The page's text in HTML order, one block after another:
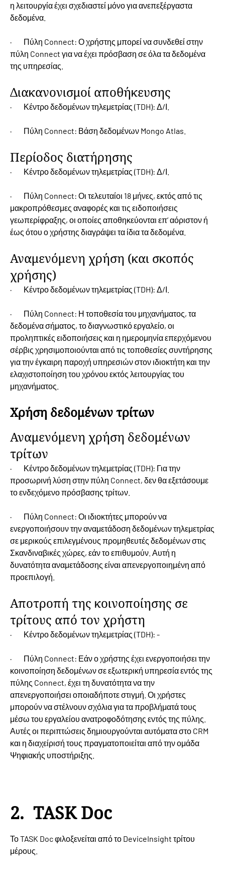
η λειτουργία έχει σχεδιαστεί μόνο για ανεπεξέργαστα
δεδομένα.
· Πύλη Connect: Ο χρήστης μπορεί να συνδεθεί στην
πύλη Connect για να έχει πρόσβαση σε όλα τα δεδομένα
της υπηρεσίας.
Διακανονισμοί αποθήκευσης
· Κέντρο δεδομένων τηλεμετρίας (TDH): Δ/Ι.
· Πύλη Connect: Βάση δεδομένων Mongo Atlas.
Περίοδος διατήρησης
· Κέντρο δεδομένων τηλεμετρίας (TDH): Δ/Ι.
· Πύλη Connect: Οι τελευταίοι 18 μήνες, εκτός από τις
μακροπρόθεσμες αναφορές και τις ειδοποιήσεις
γεωπερίφραξης, οι οποίες αποθηκεύονται επ’ αόριστον ή
έως ότου ο χρήστης διαγράψει τα ίδια τα δεδομένα.
Αναμενόμενη χρήση (και σκοπός
χρήσης)
· Κέντρο δεδομένων τηλεμετρίας (TDH): Δ/Ι.
· Πύλη Connect: Η τοποθεσία του μηχανήματος, τα
δεδομένα σήματος, το διαγνωστικό εργαλείο, οι
προληπτικές ειδοποιήσεις και η ημερομηνία επερχόμενου
σέρβις χρησιμοποιούνται από τις τοποθεσίες συντήρησης
για την έγκαιρη παροχή υπηρεσιών στον ιδιοκτήτη και την
ελαχιστοποίηση του χρόνου εκτός λειτουργίας του
μηχανήματος.
Χρήση δεδομένων τρίτων
Αναμενόμενη χρήση δεδομένων
τρίτων
· Κέντρο δεδομένων τηλεμετρίας (TDH): Για την
προσωρινή λύση στην πύλη Connect, δεν θα εξετάσουμε
το ενδεχόμενο πρόσβασης τρίτων.
· Πύλη Connect: Οι ιδιοκτήτες μπορούν να
ενεργοποιήσουν την αναμετάδοση δεδομένων τηλεμετρίας
σε μερικούς επιλεγμένους προμηθευτές δεδομένων στις
Σκανδιναβικές χώρες, εάν το επιθυμούν. Αυτή η
δυνατότητα αναμετάδοσης είναι απενεργοποιημένη από
προεπιλογή.
Αποτροπή της κοινοποίησης σε
τρίτους από τον χρήστη
· Κέντρο δεδομένων τηλεμετρίας (TDH): -
· Πύλη Connect: Εάν ο χρήστης έχει ενεργοποιήσει την
κοινοποίηση δεδομένων σε εξωτερική υπηρεσία εντός της
πύλης Connect, έχει τη δυνατότητα να την
απενεργοποιήσει οποιαδήποτε στιγμή. Οι χρήστες
μπορούν να στέλνουν σχόλια για τα προβλήματά τους
μέσω του εργαλείου ανατροφοδότησης εντός της πύλης.
Αυτές οι περιπτώσεις δημιουργούνται αυτόματα στο CRM
και η διαχείρισή τους πραγματοποιείται από την ομάδα
Ψηφιακής υποστήριξης.
2. TASK Doc
Το TASK Doc φιλοξενείται από το DeviceInsight τρίτου
μέρους.